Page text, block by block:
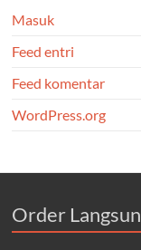
Masuk
Feed entri
Feed komentar
WordPress.org
Order